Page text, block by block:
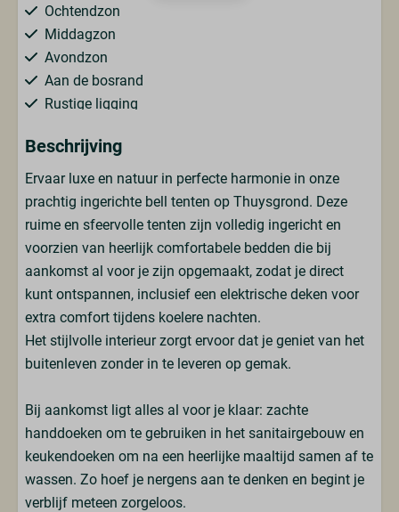
Ochtendzon
Middagzon
Avondzon
Aan de bosrand
Rustige ligging
Schaduw
Keuken
Koffiecupmachine
Koelkast
Waterkoker
Drinkglazen
Keukendoeken
Badkamer
Handdoeken
Slaapkamer
Inclusief opgemaakte bedden
Beschrijving
Ervaar luxe en natuur in perfecte harmonie in onze
prachtig ingerichte bell tenten op Thuysgrond. Deze
ruime en sfeervolle tenten zijn volledig ingericht en
voorzien van heerlijk comfortabele bedden die bij
aankomst al voor je zijn opgemaakt, zodat je direct
kunt ontspannen, inclusief een elektrische deken voor
extra comfort tijdens koelere nachten.
Het stijlvolle interieur zorgt ervoor dat je geniet van het
buitenleven zonder in te leveren op gemak.
Bij aankomst ligt alles al voor je klaar: zachte
handdoeken om te gebruiken in het sanitairgebouw en
keukendoeken om na een heerlijke maaltijd samen af te
wassen. Zo hoef je nergens aan te denken en begint je
verblijf meteen zorgeloos.